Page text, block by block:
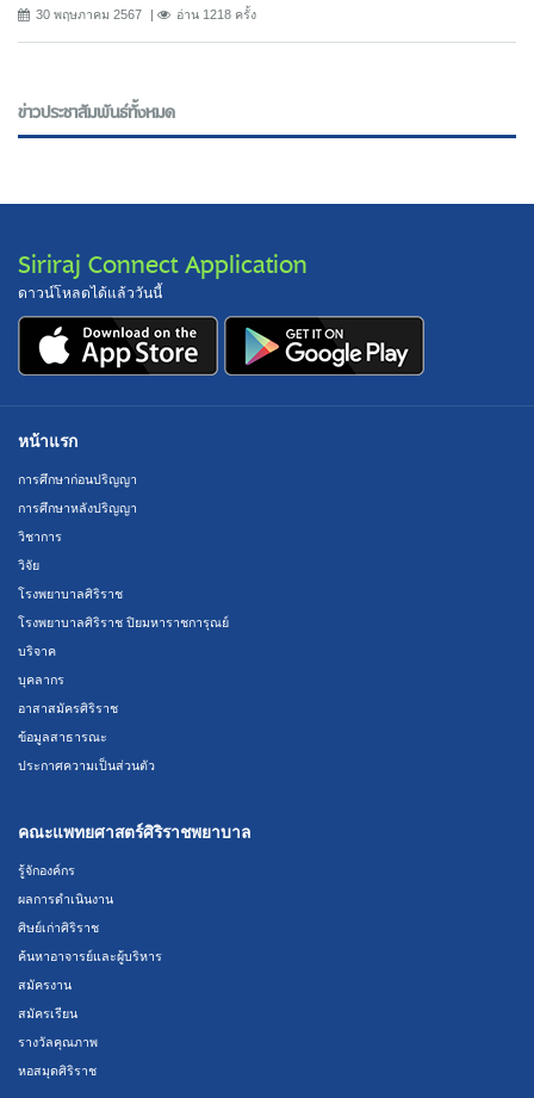
30 พฤษภาคม 2567 อ่าน 1218 ครั้ง
ข่าวประชาสัมพันธ์ทั้งหมด
Siriraj Connect Application
ดาวน์โหลดได้แล้ววันนี้
หน้าแรก
การศึกษาก่อนปริญญา
การศึกษาหลังปริญญา
วิชาการ
วิจัย
โรงพยาบาลศิริราช
โรงพยาบาลศิริราช ปิยมหาราชการุณย์
บริจาค
บุคลากร
อาสาสมัครศิริราช
ข้อมูลสาธารณะ
ประกาศความเป็นส่วนตัว
คณะแพทยศาสตร์ศิริราชพยาบาล
รู้จักองค์กร
ผลการดำเนินงาน
ศิษย์เก่าศิริราช
ค้นหาอาจารย์และผู้บริหาร
สมัครงาน
สมัครเรียน
รางวัลคุณภาพ
หอสมุดศิริราช